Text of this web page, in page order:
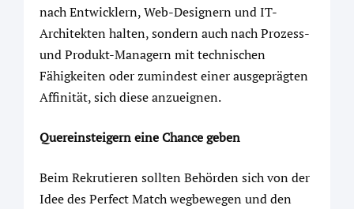
nach Entwicklern, Web-Designern und IT-
Architekten halten, sondern auch nach Prozess-
und Produkt-Managern mit technischen
Fähigkeiten oder zumindest einer ausgeprägten
Affinität, sich diese anzueignen.
Quereinsteigern eine Chance geben
Beim Rekrutieren sollten Behörden sich von der
Idee des Perfect Match wegbewegen und den